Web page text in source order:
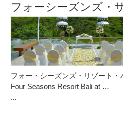
フォーシーズンズ・
フォー・シーズンズ・リゾート・
Four Seasons Resort Bali at …
...